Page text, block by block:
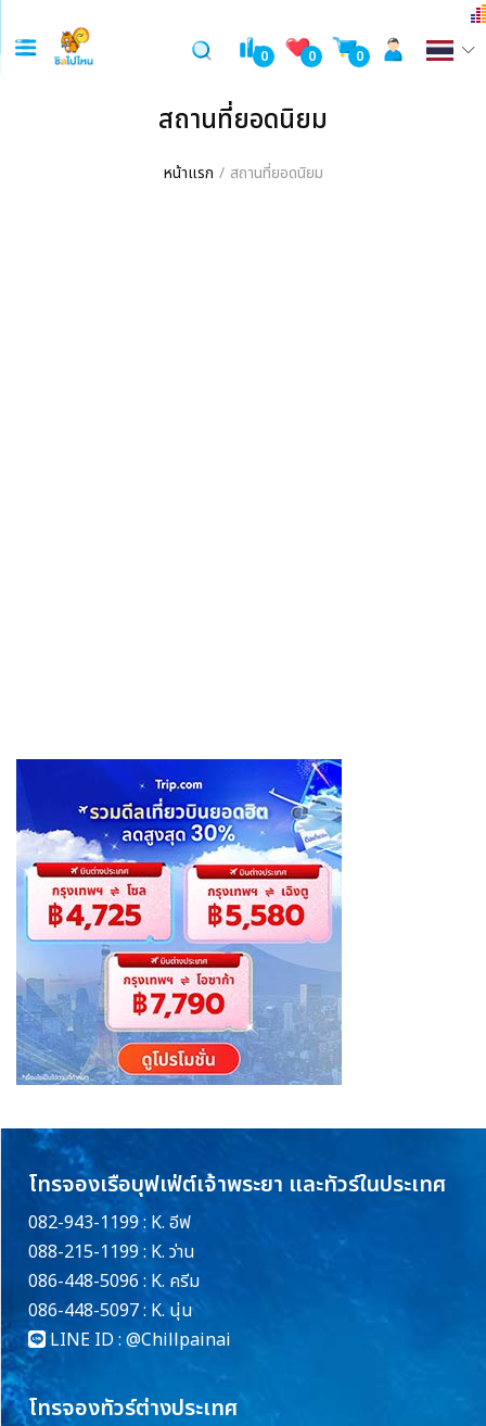
0 0 0
สถานที่ยอดนิยม
หน้าแรก สถานที่ยอดนิยม
โทรจองเรือบุฟเฟ่ต์เจ้าพระยา และทัวร์ในประเทศ
082-943-1199 : K. อีฟ
088-215-1199 : K. ว่าน
086-448-5096 : K. ครีม
086-448-5097 : K. นุ่น
LINE ID : @Chillpainai
โทรจองทัวร์ต่างประเทศ